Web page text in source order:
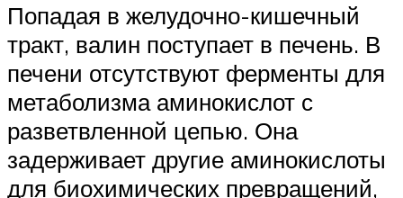
Попадая в желудочно-кишечный
тракт, валин поступает в печень. В
печени отсутствуют ферменты для
метаболизма аминокислот с
разветвленной цепью. Она
задерживает другие аминокислоты
для биохимических превращений,